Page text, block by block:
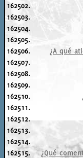
162502.
162503.
162504.
162505.
162506.
¿A qué
162507.
162508.
162509.
162510.
162511.
162512.
162513.
162514.
162515.
¿Qué